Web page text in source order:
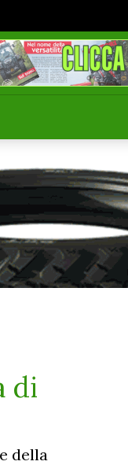
di
della